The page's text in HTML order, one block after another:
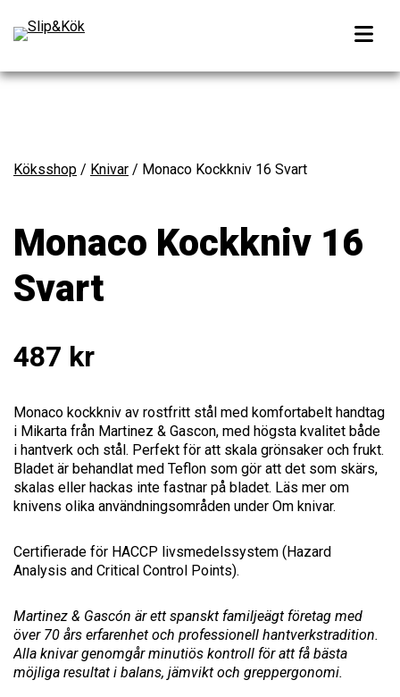
Köksshop / Knivar / Monaco Kockkniv 16 Svart
Monaco Kockkniv 16
Svart
487 kr
Monaco kockkniv av rostfritt stål med komfortabelt handtag
i Mikarta från Martinez & Gascon, med högsta kvalitet både
i hantverk och stål. Perfekt för att skala grönsaker och frukt.
Bladet är behandlat med Teflon som gör att det som skärs,
skalas eller hackas inte fastnar på bladet. Läs mer om
knivens olika användningsområden under Om knivar.
Certifierade för HACCP livsmedelssystem (Hazard
Analysis and Critical Control Points).
Martinez & Gascón är ett spanskt familjeägt företag med
över 70 års erfarenhet och professionell hantverkstradition.
Alla knivar genomgår minutiös kontroll för att få bästa
möjliga resultat i balans, jämvikt och greppergonomi.
Nödvändiga
Dessa kakor
behövs för
att hemsidan
över huvud
taget ska